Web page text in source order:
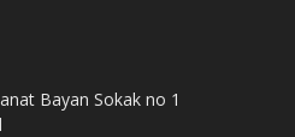
Bayan Sokak no 1